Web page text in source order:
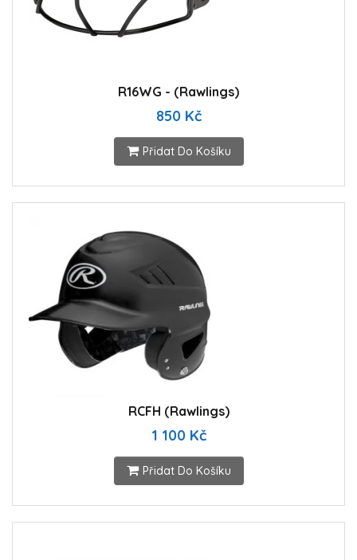
R16WG - (Rawlings)
850 Kč
Přidat Do Košíku
RCFH (Rawlings)
1 100 Kč
Přidat Do Košíku